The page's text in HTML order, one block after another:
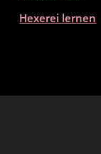
Hexerei lernen